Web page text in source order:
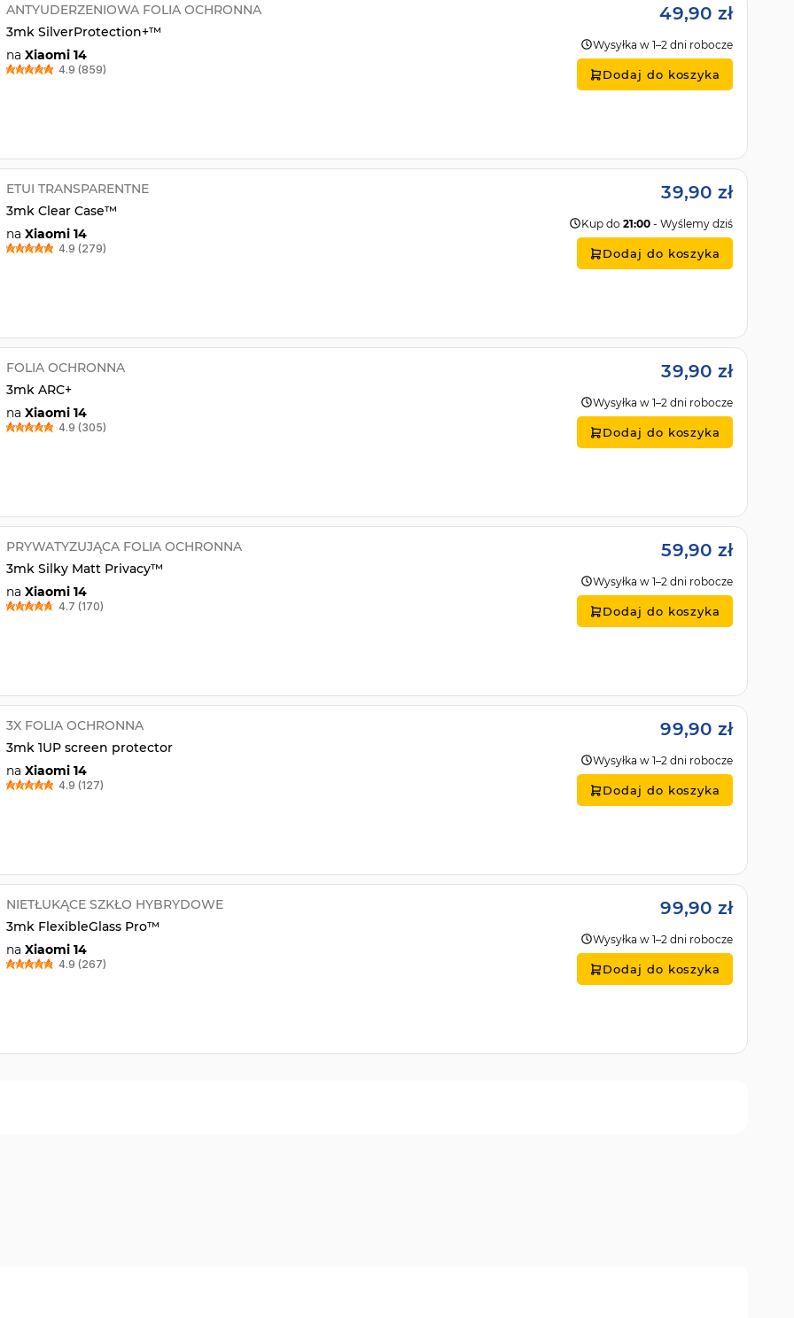
ANTYUDERZENIOWA FOLIA OCHRONNA
3mk SilverProtection+™
na Xiaomi 14
4.9 (859)
49,90 zł
Wysyłka w 1–2 dni robocze
Dodaj do koszyka
ETUI TRANSPARENTNE
3mk Clear Case™
na Xiaomi 14
4.9 (279)
39,90 zł
Kup do 21:00 - Wyślemy dziś
Dodaj do koszyka
FOLIA OCHRONNA
3mk ARC+
na Xiaomi 14
4.9 (305)
39,90 zł
Wysyłka w 1–2 dni robocze
Dodaj do koszyka
PRYWATYZUJĄCA FOLIA OCHRONNA
3mk Silky Matt Privacy™
na Xiaomi 14
4.7 (170)
59,90 zł
Wysyłka w 1–2 dni robocze
Dodaj do koszyka
3X FOLIA OCHRONNA
3mk 1UP screen protector
na Xiaomi 14
4.9 (127)
99,90 zł
Wysyłka w 1–2 dni robocze
Dodaj do koszyka
NIETŁUKĄCE SZKŁO HYBRYDOWE
3mk FlexibleGlass Pro™
na Xiaomi 14
4.9 (267)
99,90 zł
Wysyłka w 1–2 dni robocze
Dodaj do koszyka